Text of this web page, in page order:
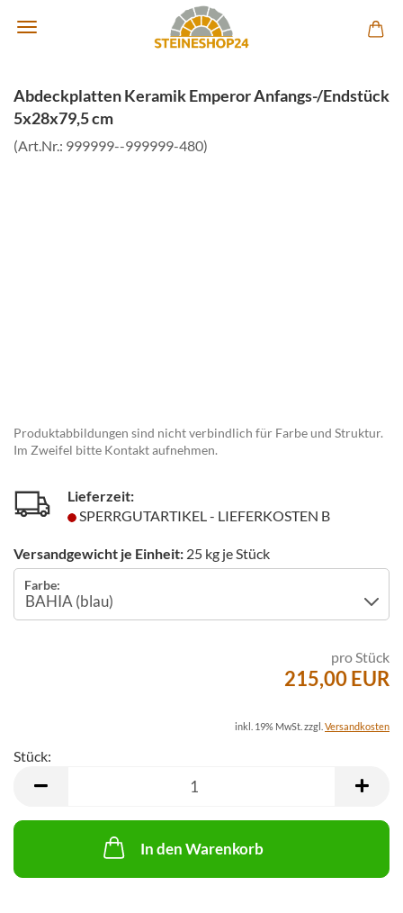
Abdeckplatten Keramik Emperor Anfangs-/Endstück
5x28x79,5 cm
(Art.Nr.: 999999--999999-480)
Produktabbildungen sind nicht verbindlich für Farbe und Struktur.
Im Zweifel bitte Kontakt aufnehmen.
Lieferzeit:
SPERRGUTARTIKEL - LIEFERKOSTEN B
Versandgewicht je Einheit: 25 kg je Stück
Farbe:
pro Stück
215,00 EUR
inkl. 19% MwSt. zzgl. Versandkosten
Stück:
In den Warenkorb